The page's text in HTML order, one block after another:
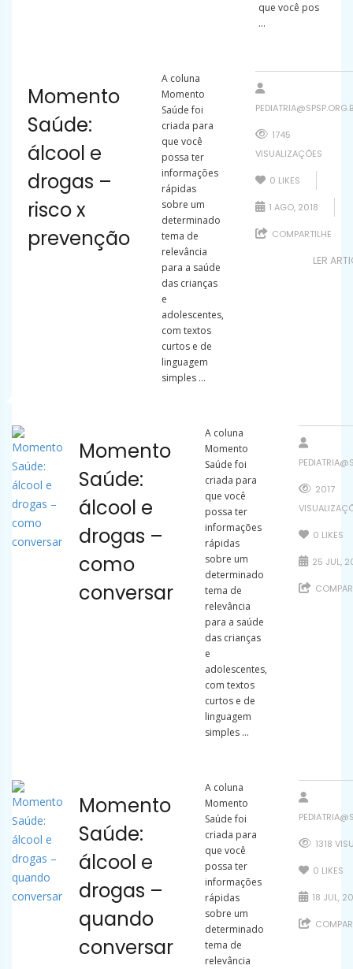
que você pos
...
Momento
Saúde:
álcool e
drogas –
risco x
prevenção
A coluna
Momento
Saúde foi
criada para
que você
possa ter
informações
rápidas
sobre um
determinado
tema de
relevância
para a saúde
das crianças
e
adolescentes,
com textos
curtos e de
linguagem
simples ...
1745
VISUALIZAÇÕES
0 LIKES
1 AGO, 2018
COMPARTILHE
LER
Momento
Saúde:
álcool e
drogas –
como
conversar
A coluna
Momento
Saúde foi
criada para
que você
possa ter
informações
rápidas
sobre um
determinado
tema de
relevância
para a saúde
das crianças
e
adolescentes,
com textos
curtos e de
linguagem
simples ...
2017
0 LIKES
25 JUL,
Momento
Saúde:
álcool e
drogas –
quando
conversar
A coluna
Momento
Saúde foi
criada para
que você
possa ter
informações
rápidas
sobre um
determinado
tema de
relevância
1318
0 LIKES
18 JUL,